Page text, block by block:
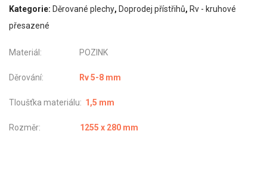
Kategorie: Děrované plechy, Doprodej přístřihů, Rv - kruhové
přesazené
Materiál: POZINK
Děrování: Rv 5-8 mm
Tloušťka materiálu: 1,5 mm
Rozměr: 1255 x 280 mm